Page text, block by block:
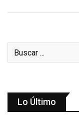
Lo Último